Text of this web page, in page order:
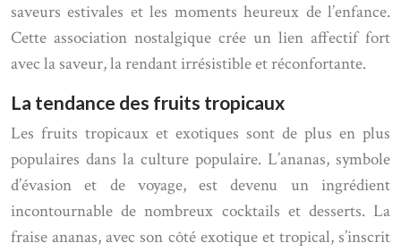
saveurs estivales et les moments heureux de l’enfance.
Cette association nostalgique crée un lien affectif fort
avec la saveur, la rendant irrésistible et réconfortante.
La tendance des fruits tropicaux
Les fruits tropicaux et exotiques sont de plus en plus
populaires dans la culture populaire. L’ananas, symbole
d’évasion et de voyage, est devenu un ingrédient
incontournable de nombreux cocktails et desserts. La
fraise ananas, avec son côté exotique et tropical, s’inscrit